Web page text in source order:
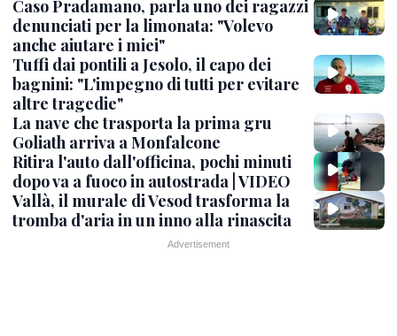
Caso Pradamano, parla uno dei ragazzi
denunciati per la limonata: "Volevo
anche aiutare i miei"
Tuffi dai pontili a Jesolo, il capo dei
bagnini: "L'impegno di tutti per evitare
altre tragedie"
La nave che trasporta la prima gru
Goliath arriva a Monfalcone
Ritira l'auto dall'officina, pochi minuti
dopo va a fuoco in autostrada | VIDEO
Vallà, il murale di Vesod trasforma la
tromba d'aria in un inno alla rinascita